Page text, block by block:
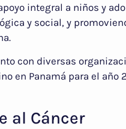
integral a niños y
y social, y
con diversas
en Panamá para el
al Cáncer